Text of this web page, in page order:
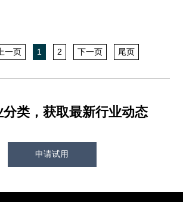
一页 1 2 下一页 尾页
分类，获取最新行业动态
申请试用